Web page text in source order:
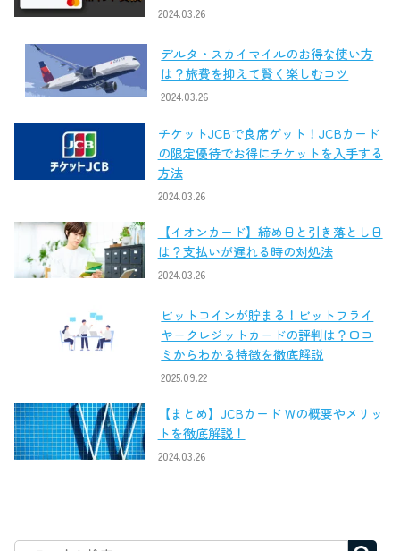
2024.03.26
デルタ・スカイマイルのお得な使い方
は？旅費を抑えて賢く楽しむコツ
2024.03.26
チケットJCBで良席ゲット！JCBカード
の限定優待でお得にチケットを入手する
方法
2024.03.26
【イオンカード】締め日と引き落とし日
は？支払いが遅れる時の対処法
2024.03.26
ビットコインが貯まる！ビットフライ
ヤークレジットカードの評判は？口コ
ミからわかる特徴を徹底解説
2025.09.22
【まとめ】JCBカード Wの概要やメリッ
トを徹底解説！
2024.03.26